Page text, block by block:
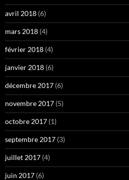
avril 2018 (6)
mars 2018 (4)
février 2018 (4)
janvier 2018 (6)
décembre 2017 (6)
novembre 2017 (5)
octobre 2017 (1)
septembre 2017 (3)
juillet 2017 (4)
juin 2017 (6)